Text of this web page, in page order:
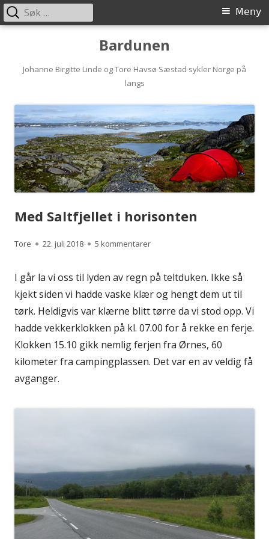
innhold
Bardunen
Johanne Birgitte Linde og Tore Havsø Sæstad sykler Norge på
langs
Primærmeny Meny
Søk
etter:
Med Saltfjellet i horisonten
Forfatter
Tore Publisert
22. juli 2018 5 kommentarertil Med Saltfjellet i horisonten
I går la vi oss til lyden av regn på teltduken. Ikke så
kjekt siden vi hadde vaske klær og hengt dem ut til
tørk. Heldigvis var klærne blitt tørre da vi stod opp. Vi
hadde vekkerklokken på kl. 07.00 for å rekke en ferje.
Klokken 15.10 gikk nemlig ferjen fra Ørnes, 60
kilometer fra campingplassen. Det var en av veldig få
avganger.